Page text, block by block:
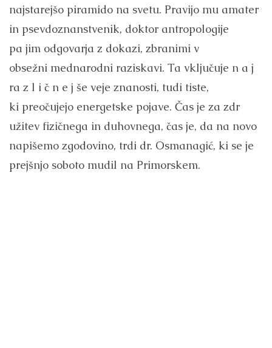
najstarejšo piramido na svetu. Pravijo mu amater
in psevdoznanstvenik, doktor antropologije
pa jim odgovarja z dokazi, zbranimi v
obsežni mednarodni raziskavi. Ta vključuje n a j
ra z l i č n e j še veje znanosti, tudi tiste,
ki preočujejo energetske pojave. Čas je za zdr
užitev fizičnega in duhovnega, čas je, da na novo
napišemo zgodovino, trdi dr. Osmanagić, ki se je
prejšnjo soboto mudil na Primorskem.